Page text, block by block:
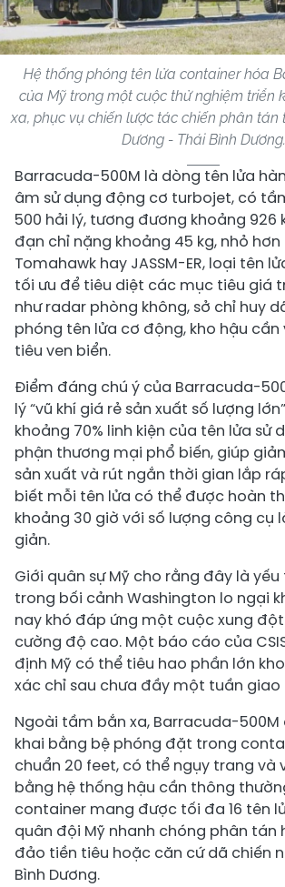
Hệ thống phóng tên lửa container hóa
của Mỹ trong một cuộc thử nghiệm triển
xa, phục vụ chiến lược tác chiến phân tán
Dương - Thái Bình Dương.
Barracuda-500M là dòng tên lửa
âm sử dụng động cơ turbojet, có
500 hải lý, tương đương khoảng 926
đạn chỉ nặng khoảng 45 kg, nhỏ hơn
Tomahawk hay JASSM-ER, loại tên
tối ưu để tiêu diệt các mục tiêu giá
như radar phòng không, sở chỉ huy
phóng tên lửa cơ động, kho hậu
tiêu ven biển.
Điểm đáng chú ý của Barracuda-
lý “vũ khí giá rẻ sản xuất số lượng
khoảng 70% linh kiện của tên lửa sử
phận thương mại phổ biến, giúp
sản xuất và rút ngắn thời gian lắp
biết mỗi tên lửa có thể được hoàn
khoảng 30 giờ với số lượng công cụ
giản.
Giới quân sự Mỹ cho rằng đây là
trong bối cảnh Washington lo ngại
nay khó đáp ứng một cuộc xung
cường độ cao. Một báo cáo của
định Mỹ có thể tiêu hao phần lớn
xác chỉ sau chưa đầy một tuần giao
Ngoài tầm bắn xa, Barracuda-
khai bằng bệ phóng đặt trong
chuẩn 20 feet, có thể ngụy trang và
bằng hệ thống hậu cần thông
container mang được tối đa 16 tên
quân đội Mỹ nhanh chóng phân tán
đảo tiền tiêu hoặc căn cứ dã chiến
Bình Dương.